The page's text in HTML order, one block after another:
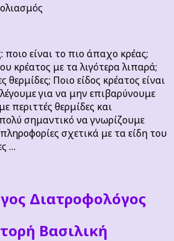
κρέατος:
ποιο
είναι
το
πιο
άπαχο
κρέας;
ποιο είναι το πιο άπαχο κρέας;
κρέατος με τα λιγότερα λιπαρά;
θερμίδες; Ποιο είδος κρέατος είναι
για να μην επιβαρύνουμε
περιττές θερμίδες και
σημαντικό να γνωρίζουμε
σχετικά με τα είδη του
…
Διατροφολόγος
Βασιλική